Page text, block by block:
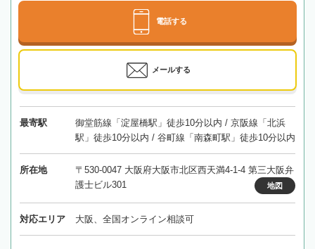
電話する
メールする
最寄駅
御堂筋線「淀屋橋駅」徒歩10分以内 / 京阪線「北浜
駅」徒歩10分以内 / 谷町線「南森町駅」徒歩10分以内
所在地
〒530-0047 大阪府大阪市北区西天満4-1-4 第三大阪弁
護士ビル301
地図
対応エリア 大阪、全国オンライン相談可